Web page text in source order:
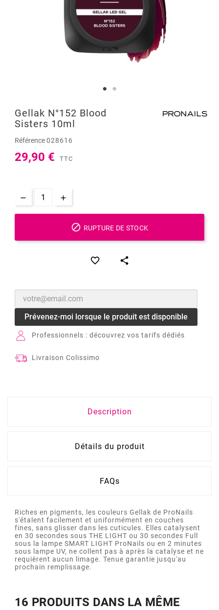
Gellak N°152 Blood
Sisters 10ml
Référence028616
29,90 € TTC
 RUPTURE DE STOCK
 
Prévenez-moi lorsque le produit est disponible
Professionnels : découvrez vos tarifs dédiés
Livraison Colissimo
Description
Détails du produit
FAQs
Riches en pigments, les couleurs Gellak de ProNails
s'étalent facilement et uniformément en couches
fines, sans glisser dans les cuticules. Elles catalysent
en 30 secondes sous THE LIGHT ou 30 secondes Full
sous la lampe SMART LIGHT ProNails ou en 2 minutes
sous lampe UV, ne collent pas à après la catalyse et ne
requièrent aucun limage. Tenue garantie jusqu'au
prochain remplissage.
16 PRODUITS DANS LA MÊME